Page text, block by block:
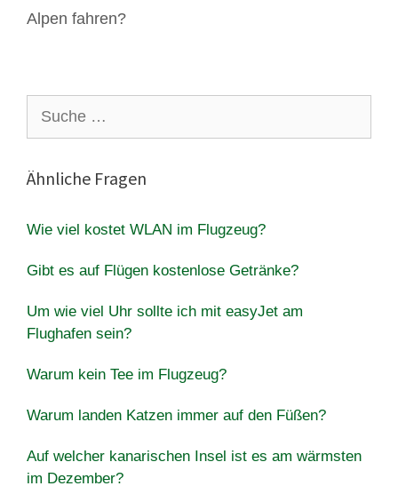
Alpen fahren?
nach:
Ähnliche Fragen
Wie viel kostet WLAN im Flugzeug?
Gibt es auf Flügen kostenlose Getränke?
Um wie viel Uhr sollte ich mit easyJet am
Flughafen sein?
Warum kein Tee im Flugzeug?
Warum landen Katzen immer auf den Füßen?
Auf welcher kanarischen Insel ist es am wärmsten
im Dezember?